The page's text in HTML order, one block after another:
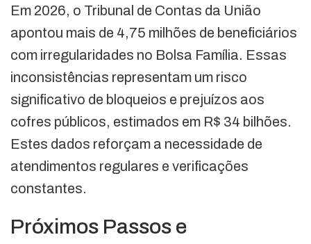
Em 2026, o Tribunal de Contas da União
apontou mais de 4,75 milhões de beneficiários
com irregularidades no Bolsa Família. Essas
inconsistências representam um risco
significativo de bloqueios e prejuízos aos
cofres públicos, estimados em R$ 34 bilhões.
Estes dados reforçam a necessidade de
atendimentos regulares e verificações
constantes.
Próximos Passos e